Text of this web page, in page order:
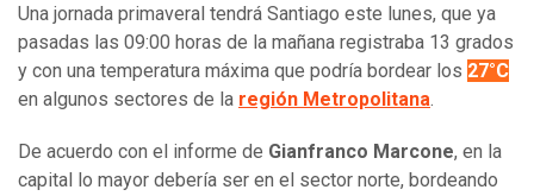
Una jornada primaveral tendrá Santiago este lunes, que ya
pasadas las 09:00 horas de la mañana registraba 13 grados
y con una temperatura máxima que podría bordear los 27°C
en algunos sectores de la región Metropolitana.
De acuerdo con el informe de Gianfranco Marcone, en la
capital lo mayor debería ser en el sector norte, bordeando